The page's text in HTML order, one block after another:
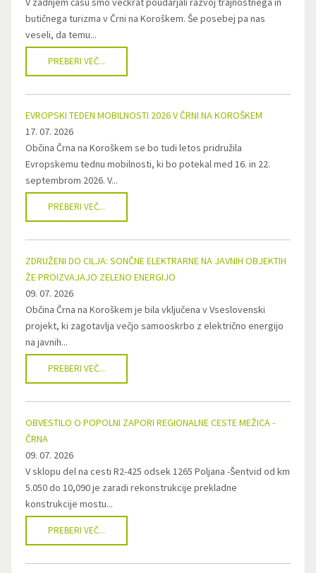
butičnega turizma v Črni na Koroškem. Še posebej pa nas
veseli, da temu...
PREBERI VEČ...
EVROPSKI TEDEN MOBILNOSTI 2026 V ČRNI NA KOROŠKEM
17. 07. 2026
Občina Črna na Koroškem se bo tudi letos pridružila
Evropskemu tednu mobilnosti, ki bo potekal med 16. in 22.
septembrom 2026. V...
PREBERI VEČ...
ZDRUŽENI DO CILJA: SONČNE ELEKTRARNE NA JAVNIH OBJEKTIH
ŽE PROIZVAJAJO ZELENO ENERGIJO
09. 07. 2026
Občina Črna na Koroškem je bila vključena v Vseslovenski
projekt, ki zagotavlja večjo samooskrbo z električno energijo
na javnih...
PREBERI VEČ...
OBVESTILO O POPOLNI ZAPORI REGIONALNE CESTE MEŽICA -
ČRNA
09. 07. 2026
V sklopu del na cesti R2-425 odsek 1265 Poljana -Šentvid od km
5.050 do 10,090 je zaradi rekonstrukcije prekladne
konstrukcije mostu...
PREBERI VEČ...